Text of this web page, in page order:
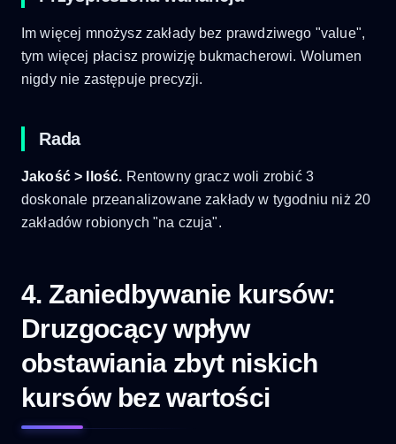
Im więcej mnożysz zakłady bez prawdziwego "value",
tym więcej płacisz prowizję bukmacherowi. Wolumen
nigdy nie zastępuje precyzji.
Rada
Jakość > Ilość. Rentowny gracz woli zrobić 3
doskonale przeanalizowane zakłady w tygodniu niż 20
zakładów robionych "na czuja".
4. Zaniedbywanie kursów:
Druzgocący wpływ
obstawiania zbyt niskich
kursów bez wartości